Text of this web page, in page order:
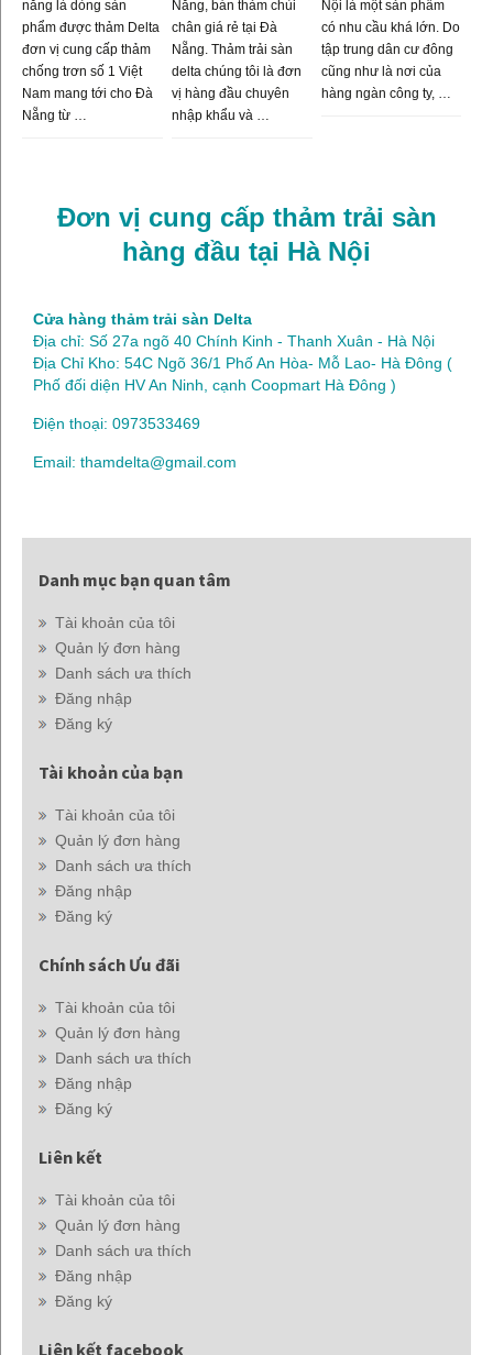
nẵng là dòng sản
phẩm được thảm Delta
đơn vị cung cấp thảm
chống trơn số 1 Việt
Nam mang tới cho Đà
Nẵng từ …
Nẵng, bán thảm chùi
chân giá rẻ tại Đà
Nẵng. Thảm trải sàn
delta chúng tôi là đơn
vị hàng đầu chuyên
nhập khẩu và …
Nội là một sản phẩm
có nhu cầu khá lớn. Do
tập trung dân cư đông
cũng như là nơi của
hàng ngàn công ty, …
Đơn vị cung cấp thảm trải sàn
hàng đầu tại Hà Nội
Cửa hàng thảm trải sàn Delta
Địa chỉ: Số 27a ngõ 40 Chính Kinh - Thanh Xuân - Hà Nội
Địa Chỉ Kho: 54C Ngõ 36/1 Phố An Hòa- Mỗ Lao- Hà Đông (
Phố đối diện HV An Ninh, cạnh Coopmart Hà Đông )
Điện thoại: 0973533469
Email: thamdelta@gmail.com
Danh mục bạn quan tâm
Tài khoản của tôi
Quản lý đơn hàng
Danh sách ưa thích
Đăng nhập
Đăng ký
Tài khoản của bạn
Tài khoản của tôi
Quản lý đơn hàng
Danh sách ưa thích
Đăng nhập
Đăng ký
Chính sách Ưu đãi
Tài khoản của tôi
Quản lý đơn hàng
Danh sách ưa thích
Đăng nhập
Đăng ký
Liên kết
Tài khoản của tôi
Quản lý đơn hàng
Danh sách ưa thích
Đăng nhập
Đăng ký
Liên kết facebook